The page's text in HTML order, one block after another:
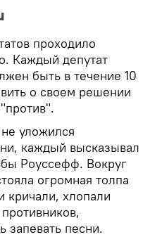
проходило
Каждый депутат
быть в течение 10
о своем решении
уложился
каждый высказывал
Роуссефф. Вокруг
огромная толпа
кричали, хлопали
запевать песни.